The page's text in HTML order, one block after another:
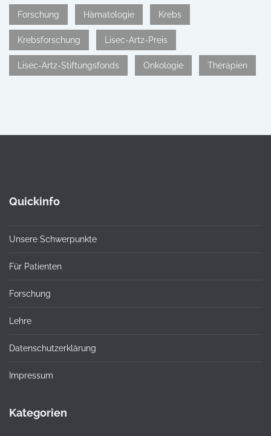
Forschung Hämatologie Krebs
Krebsforschung Lisec-Artz-Preis
Lisec-Artz-Stiftungsfonds Onkologie Therapien
Quickinfo
Unsere Schwerpunkte
Für Patienten
Forschung
Lehre
Datenschutzerklärung
Impressum
Kategorien